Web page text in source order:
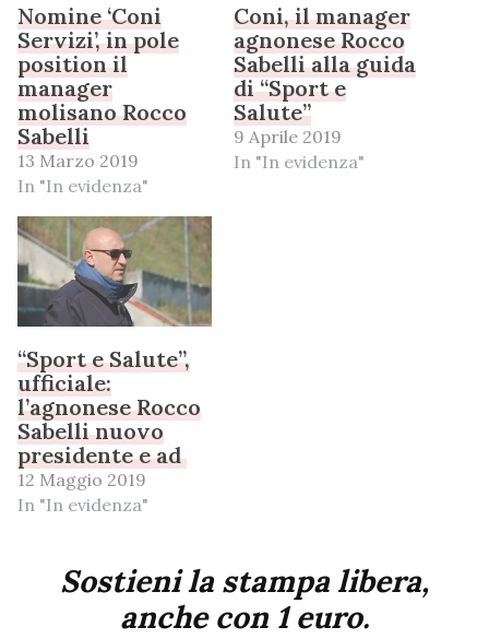
Nomine ‘Coni
Servizi’, in pole
position il
manager
molisano Rocco
Sabelli
13 Marzo 2019
In "In evidenza"
Coni, il manager
agnonese Rocco
Sabelli alla guida
di “Sport e
Salute”
9 Aprile 2019
In "In evidenza"
“Sport e Salute”,
ufficiale:
l’agnonese Rocco
Sabelli nuovo
presidente e ad
12 Maggio 2019
In "In evidenza"
Sostieni la stampa libera,
anche con 1 euro.